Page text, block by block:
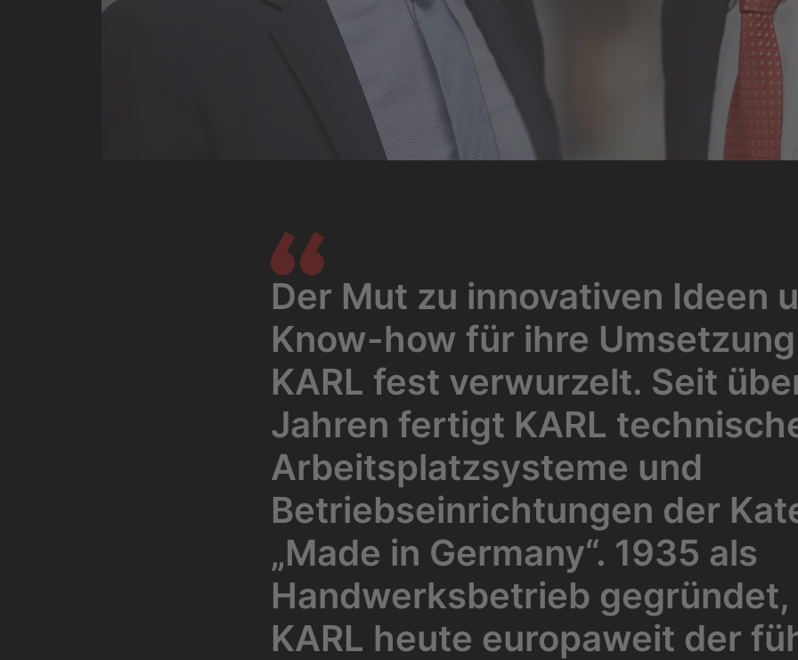
Der Mut zu innovativen Ideen
Know-how für ihre
KARL fest verwurzelt. Seit
Jahren fertigt KARL
Arbeitsplatzsysteme und
Betriebseinrichtungen der
„Made in Germany“. 1935 als
Handwerksbetrieb
KARL heute europaweit der